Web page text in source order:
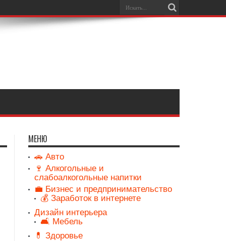
МЕНЮ
🚗 Авто
🍷 Алкогольные и
слабоалкогольные напитки
💼 Бизнес и предпринимательство
💰 Заработок в интернете
Дизайн интерьера
🛋️ Мебель
💊 Здоровье